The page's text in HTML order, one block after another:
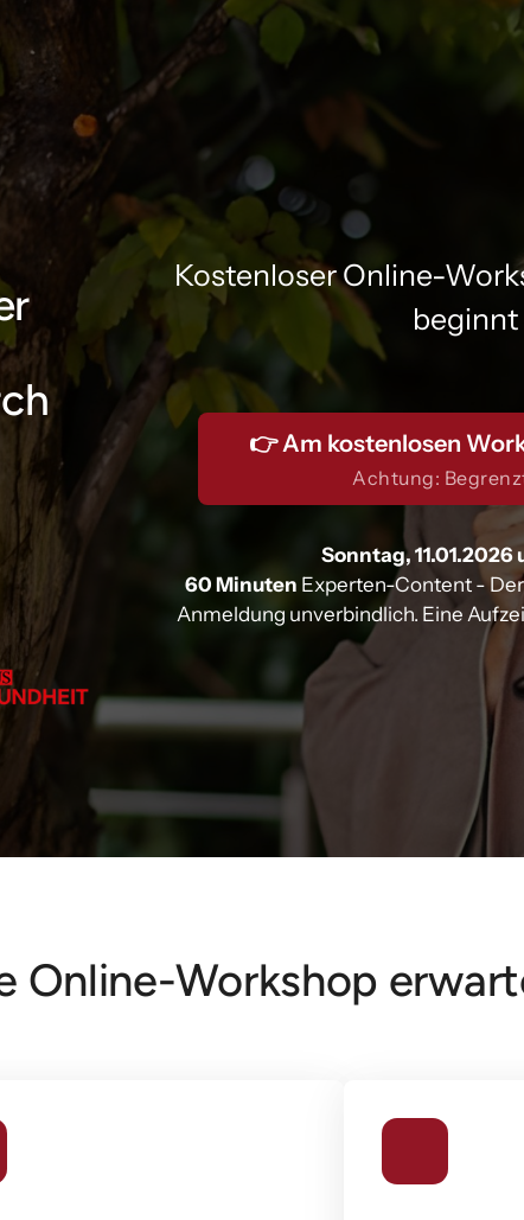
Kostenloser Online-
👉 Am kostenlosen
Achtung:
Sonntag, 11.01.2026
60 Minuten Experten-Content -
Anmeldung unverbindlich. Eine
Online-Workshop